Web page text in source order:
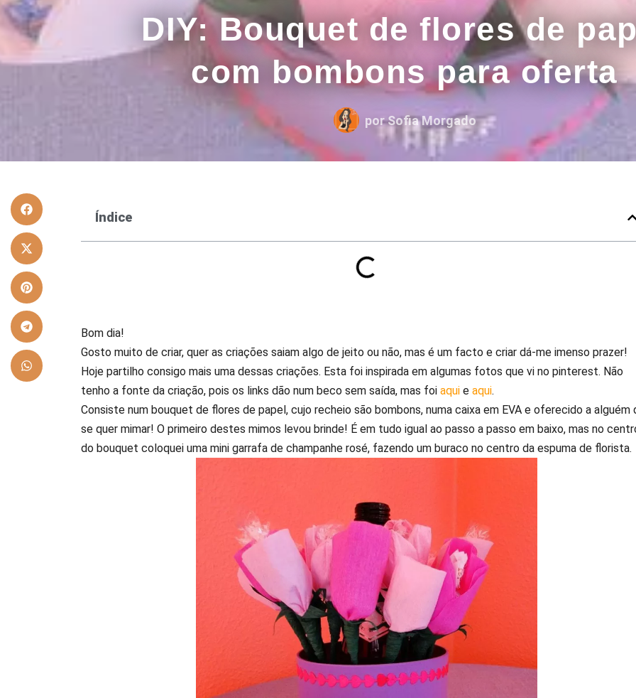
DIY: Bouquet de flores de
com bombons para oferta
porSofia Morgado
Índice
Bom dia!
Gosto muito de criar, quer as criações saiam algo de jeito ou não, mas é um facto e criar dá-me imenso prazer!
Hoje partilho consigo mais uma dessas criações. Esta foi inspirada em algumas fotos que vi no pinterest. Não
tenho a fonte da criação, pois os links dão num beco sem saída, mas foi aqui e aqui.
Consiste num bouquet de flores de papel, cujo recheio são bombons, numa caixa em EVA e oferecido a alguém
se quer mimar! O primeiro destes mimos levou brinde! É em tudo igual ao passo a passo em baixo, mas no
do bouquet coloquei uma mini garrafa de champanhe rosé, fazendo um buraco no centro da espuma de florista.